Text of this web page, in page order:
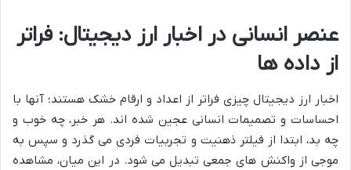
عنصر انسانی در اخبار ارز دیجیتال: فراتر
از داده ها
اخبار ارز دیجیتال چیزی فراتر از اعداد و ارقام خشک هستند؛ آنها با
احساسات و تصمیمات انسانی عجین شده اند. هر خبر، چه خوب و
چه بد، ابتدا از فیلتر ذهنیت و تجربیات فردی می گذرد و سپس به
موجی از واکنش های جمعی تبدیل می شود. در این میان، مشاهده